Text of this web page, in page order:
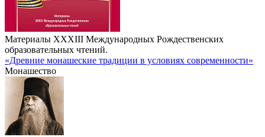
Материалы XXXIII Международных Рождественских
образовательных чтений.
«Древние монашеские традиции в условиях современности»
Монашество